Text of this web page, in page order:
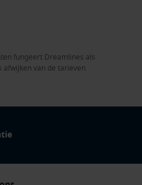
fungeert Dreamlines als
van de tarieven